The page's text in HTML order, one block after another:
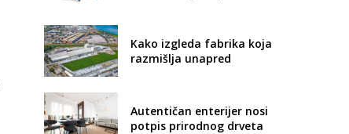
Kako izgleda fabrika koja
razmišlja unapred
Autentičan enterijer nosi
potpis prirodnog drveta